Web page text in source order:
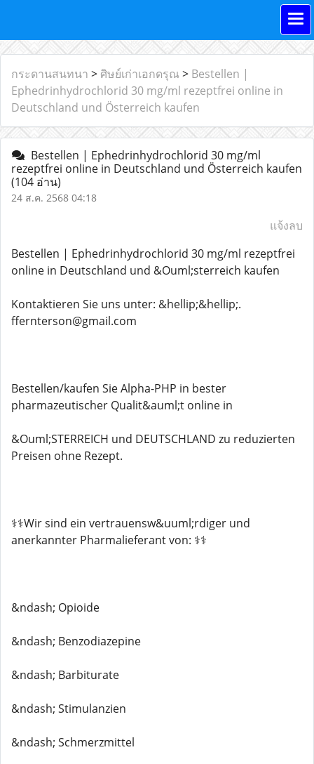
กระดานสนทนา > ศิษย์เก่าเอกดรุณ > Bestellen |
Ephedrinhydrochlorid 30 mg/ml rezeptfrei online in
Deutschland und Österreich kaufen
Bestellen | Ephedrinhydrochlorid 30 mg/ml
rezeptfrei online in Deutschland und Österreich kaufen
(104 อ่าน)
24 ส.ค. 2568 04:18
แจ้งลบ
Bestellen | Ephedrinhydrochlorid 30 mg/ml rezeptfrei
online in Deutschland und &Ouml;sterreich kaufen
Kontaktieren Sie uns unter: &hellip;&hellip;.
ffernterson@gmail.com
Bestellen/kaufen Sie Alpha-PHP in bester
pharmazeutischer Qualit&auml;t online in
&Ouml;STERREICH und DEUTSCHLAND zu reduzierten
Preisen ohne Rezept.
⚕️⚕️Wir sind ein vertrauensw&uuml;rdiger und
anerkannter Pharmalieferant von: ⚕️⚕️
&ndash; Opioide
&ndash; Benzodiazepine
&ndash; Barbiturate
&ndash; Stimulanzien
&ndash; Schmerzmittel